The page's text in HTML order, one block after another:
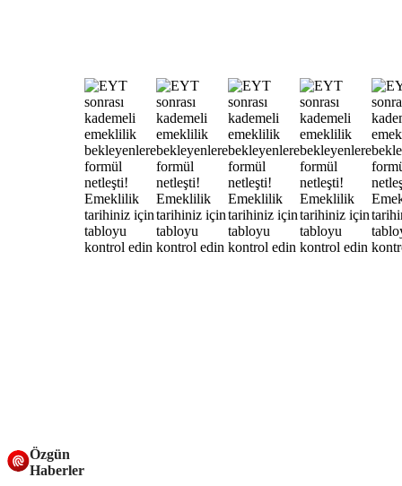
Özgün
Haberler